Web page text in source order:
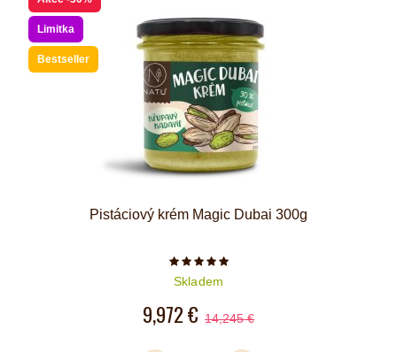
Limitka
Bestseller
Pistáciový krém Magic Dubai 300g
Počet hvězdiček je 5 z 5
Skladem
9,972 € 14,245 €